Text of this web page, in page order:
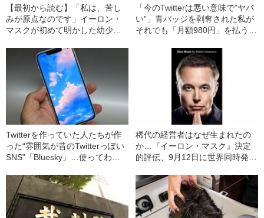
【最初から読む】「私は、苦し
みが原点なのです」イーロン・
マスクが初めて明かした幼少期
「今のTwitterは悪い意味で”ヤバ
い”」青バッジを剥奪された私が
それでも「月額980円」を払う理
Twitterを作っていた人たちが作
った“雰囲気が昔のTwitterっぽい
SNS”「Bluesky」…使ってわか
稀代の経営者はなぜ生まれたの
か…『イーロン・マスク』決定
的評伝、9月12日に世界同時発